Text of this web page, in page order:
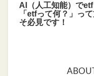
AI（人工知能）でetf
「etfって何？」って
そ必見です！